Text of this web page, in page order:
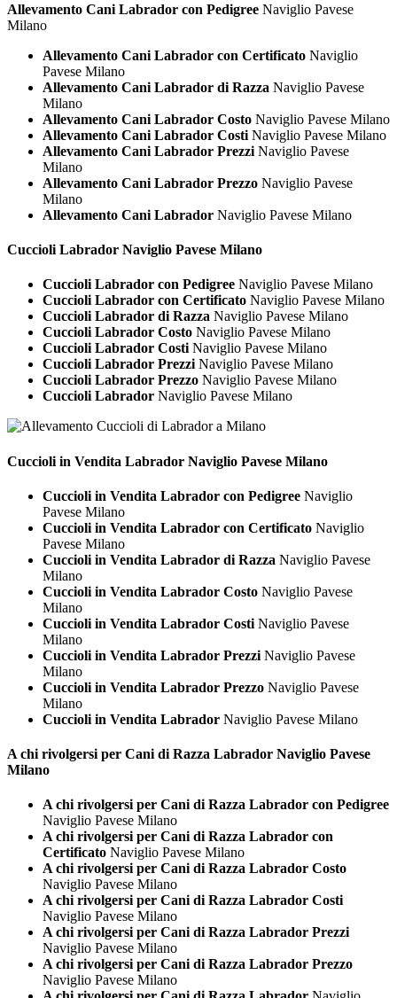
Allevamento Cani Labrador con Pedigree Naviglio Pavese
Milano
Allevamento Cani Labrador con Certificato Naviglio
Pavese Milano
Allevamento Cani Labrador di Razza Naviglio Pavese
Milano
Allevamento Cani Labrador Costo Naviglio Pavese Milano
Allevamento Cani Labrador Costi Naviglio Pavese Milano
Allevamento Cani Labrador Prezzi Naviglio Pavese
Milano
Allevamento Cani Labrador Prezzo Naviglio Pavese
Milano
Allevamento Cani Labrador Naviglio Pavese Milano
Cuccioli Labrador Naviglio Pavese Milano
Cuccioli Labrador con Pedigree Naviglio Pavese Milano
Cuccioli Labrador con Certificato Naviglio Pavese Milano
Cuccioli Labrador di Razza Naviglio Pavese Milano
Cuccioli Labrador Costo Naviglio Pavese Milano
Cuccioli Labrador CostiNaviglio Pavese Milano
Cuccioli Labrador PrezziNaviglio Pavese Milano
Cuccioli Labrador Prezzo Naviglio Pavese Milano
Cuccioli Labrador Naviglio Pavese Milano
Cuccioli in Vendita Labrador Naviglio Pavese Milano
Cuccioli in Vendita Labrador con Pedigree Naviglio
Pavese Milano
Cuccioli in Vendita Labrador con Certificato Naviglio
Pavese Milano
Cuccioli in Vendita Labrador di Razza Naviglio Pavese
Milano
Cuccioli in Vendita Labrador Costo Naviglio Pavese
Milano
Cuccioli in Vendita Labrador Costi Naviglio Pavese
Milano
Cuccioli in Vendita Labrador Prezzi Naviglio Pavese
Milano
Cuccioli in Vendita Labrador Prezzo Naviglio Pavese
Milano
Cuccioli in Vendita Labrador Naviglio Pavese Milano
A chi rivolgersi per Cani di Razza Labrador Naviglio Pavese
Milano
A chi rivolgersi per Cani di Razza Labrador con Pedigree
Naviglio Pavese Milano
A chi rivolgersi per Cani di Razza Labrador con
Certificato Naviglio Pavese Milano
A chi rivolgersi per Cani di Razza Labrador Costo
Naviglio Pavese Milano
A chi rivolgersi per Cani di Razza Labrador Costi
Naviglio Pavese Milano
A chi rivolgersi per Cani di Razza Labrador Prezzi
Naviglio Pavese Milano
A chi rivolgersi per Cani di Razza Labrador Prezzo
Naviglio Pavese Milano